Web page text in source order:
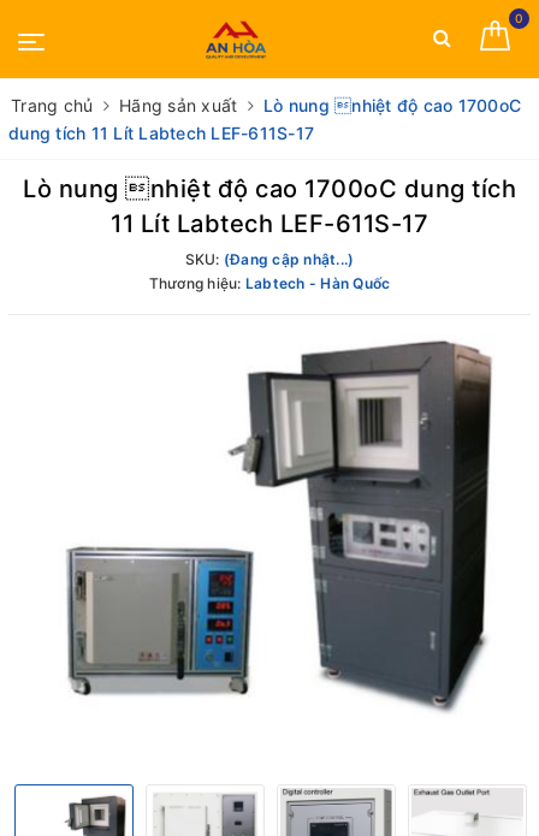
0
Trang chủ Hãng sản xuất
Lò nung nhiệt độ cao 1700oC
dung tích 11 Lít Labtech LEF-611S-17
Lò nung nhiệt độ cao 1700oC dung tích
11 Lít Labtech LEF-611S-17
SKU: (Đang cập nhật...)
Thương hiệu: Labtech - Hàn Quốc